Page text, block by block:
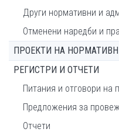
Други нормативни и
Отменени наредби и
ПРОЕКТИ НА
РЕГИСТРИ И ОТЧЕТИ
Питания и отговори на
Предложения за
Отчети